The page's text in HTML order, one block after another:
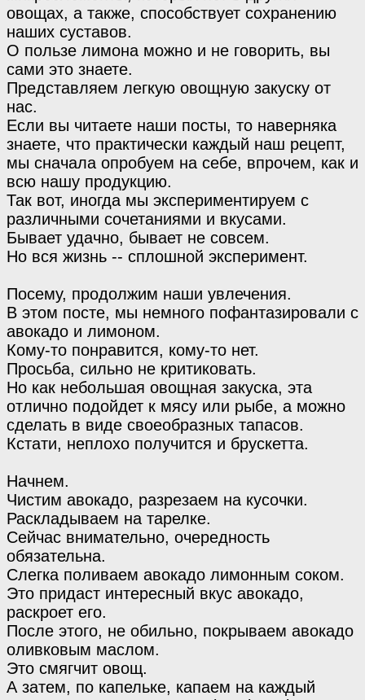
овощах, а также, способствует сохранению
наших суставов.
О пользе лимона можно и не говорить, вы
сами это знаете.
Представляем легкую овощную закуску от
нас.
Если вы читаете наши посты, то наверняка
знаете, что практически каждый наш рецепт,
мы сначала опробуем на себе, впрочем, как и
всю нашу продукцию.
Так вот, иногда мы экспериментируем с
различными сочетаниями и вкусами.
Бывает удачно, бывает не совсем.
Но вся жизнь -- сплошной эксперимент.
Посему, продолжим наши увлечения.
В этом посте, мы немного пофантазировали с
авокадо и лимоном.
Кому-то понравится, кому-то нет.
Просьба, сильно не критиковать.
Но как небольшая овощная закуска, эта
отлично подойдет к мясу или рыбе, а можно
сделать в виде своеобразных тапасов.
Кстати, неплохо получится и брускетта.
Начнем.
Чистим авокадо, разрезаем на кусочки.
Раскладываем на тарелке.
Сейчас внимательно, очередность
обязательна.
Слегка поливаем авокадо лимонным соком.
Это придаст интересный вкус авокадо,
раскроет его.
После этого, не обильно, покрываем авокадо
оливковым маслом.
Это смягчит овощ.
А затем, по капельке, капаем на каждый